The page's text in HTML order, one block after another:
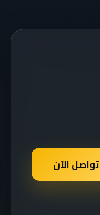
تواصل الآن